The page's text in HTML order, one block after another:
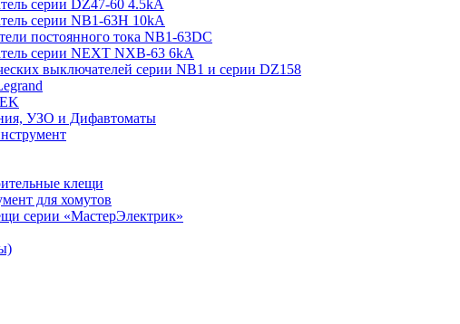
серии DZ47-60 4.5kA
серии NB1-63H 10kA
постоянного тока NB1-63DC
серии NEXT NXB-63 6kA
выключателей серии NB1 и серии DZ158
УЗО и Дифавтоматы
клещи
для хомутов
серии «МастерЭлектрик»